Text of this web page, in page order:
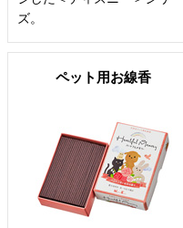
ズ。
ペット用お線香